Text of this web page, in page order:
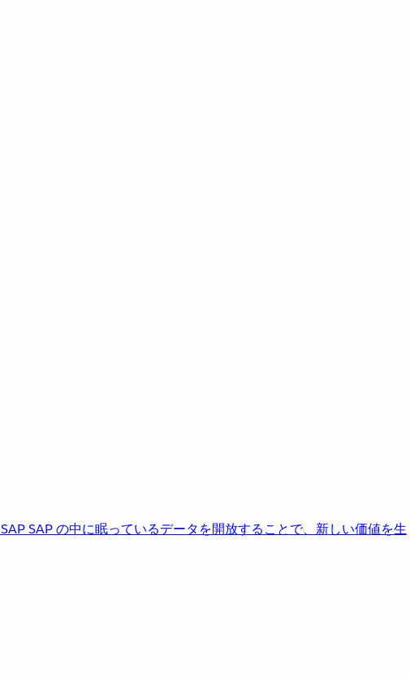
SAPSAP の中に眠っているデータを開放することで、新しい価値を生